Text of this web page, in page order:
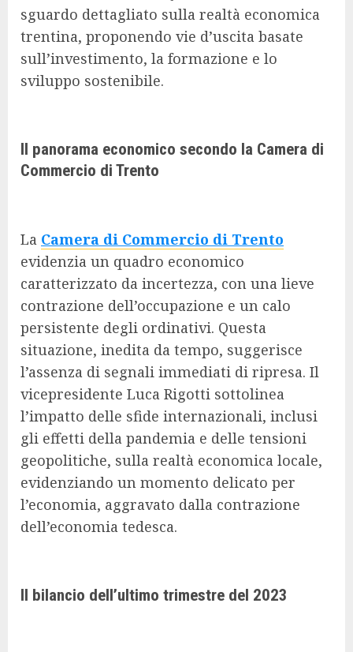
sguardo dettagliato sulla realtà economica
trentina, proponendo vie d’uscita basate
sull’investimento, la formazione e lo
sviluppo sostenibile.
Il panorama economico secondo la Camera di
Commercio di Trento
La Camera di Commercio di Trento
evidenzia un quadro economico
caratterizzato da incertezza, con una lieve
contrazione dell’occupazione e un calo
persistente degli ordinativi. Questa
situazione, inedita da tempo, suggerisce
l’assenza di segnali immediati di ripresa. Il
vicepresidente Luca Rigotti sottolinea
l’impatto delle sfide internazionali, inclusi
gli effetti della pandemia e delle tensioni
geopolitiche, sulla realtà economica locale,
evidenziando un momento delicato per
l’economia, aggravato dalla contrazione
dell’economia tedesca.
Il bilancio dell’ultimo trimestre del 2023